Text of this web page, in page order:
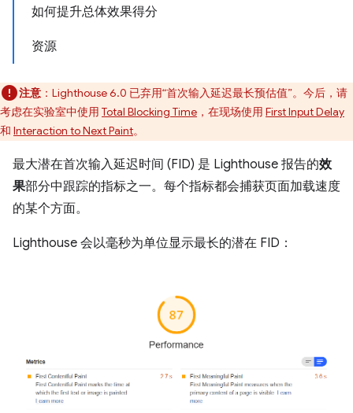
如何提升总体效果得分
资源
注意 ：Lighthouse 6.0 已弃用“首次输入延迟最长预估值”。今后，请
考虑在实验室中使用 Total Blocking Time ，在现场使用 First Input Delay
和 Interaction to Next Paint。
最大潜在首次输入延迟时间 (FID) 是 Lighthouse 报告的效
果部分中跟踪的指标之一。每个指标都会捕获页面加载速度
的某个方面。
Lighthouse 会以毫秒为单位显示最长的潜在 FID：